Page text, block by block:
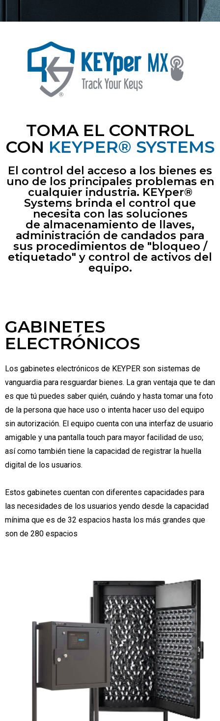
TOMA EL CONTROL
CON KEYPER® SYSTEMS
El control del acceso a los bienes es
uno de los principales problemas en
cualquier industria. KEYper®
Systems brinda el control que
necesita con las soluciones
de almacenamiento de llaves,
administración de candados para
sus procedimientos de "bloqueo /
etiquetado" y control de activos del
equipo.
GABINETES
ELECTRÓNICOS
Los gabinetes electrónicos de KEYPER son sistemas de
vanguardia para resguardar bienes. La gran ventaja que te dan
es que tú puedes saber quién, cuándo y hasta tomar una foto
de la persona que hace uso o intenta hacer uso del equipo
sin autorización. El equipo cuenta con una interfaz de usuario
amigable y una pantalla touch para mayor facilidad de uso;
así como también tiene la capacidad de registrar la huella
digital de los usuarios.
Estos gabinetes cuentan con diferentes capacidades para
las necesidades de los usuarios yendo desde la capacidad
mínima que es de 32 espacios hasta los más grandes que
son de 280 espacios